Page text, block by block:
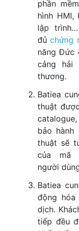
phần
hình
lập
đủchứng
năng Đức
cảng hải
thương.
Batiea
thuật
bảo hành
thuật sẽ
của mã
người
Batiea
động
dịch.
tiếp đều